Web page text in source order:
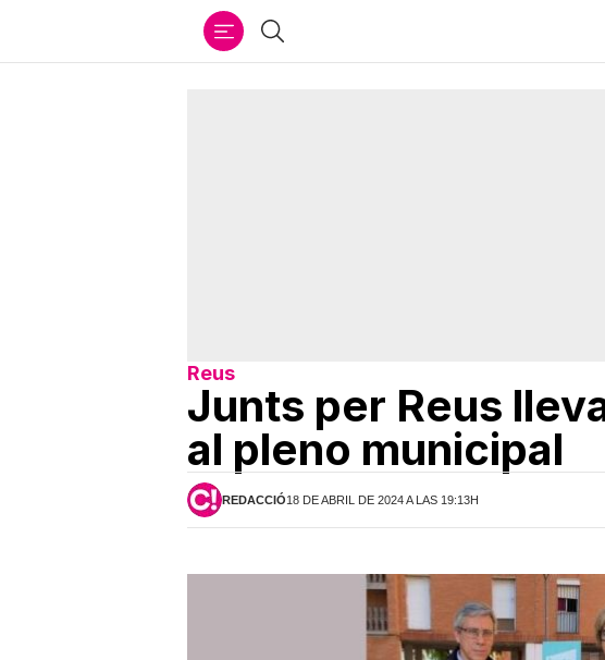
Buscar
Reus
Junts per Reus
al pleno municipal
REDACCIÓ18 DE ABRIL DE 2024 A LAS 19:13H